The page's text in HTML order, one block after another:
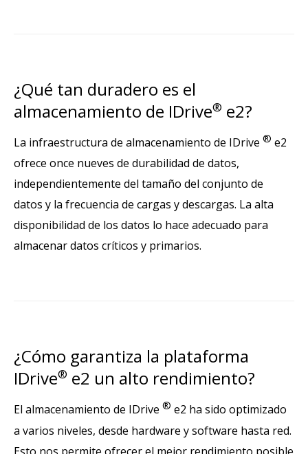
¿Qué tan duradero es el
almacenamiento de IDrive® e2?
La infraestructura de almacenamiento de IDrive ® e2
ofrece once nueves de durabilidad de datos,
independientemente del tamaño del conjunto de
datos y la frecuencia de cargas y descargas. La alta
disponibilidad de los datos lo hace adecuado para
almacenar datos críticos y primarios.
¿Cómo garantiza la plataforma
IDrive® e2 un alto rendimiento?
El almacenamiento de IDrive ® e2 ha sido optimizado
a varios niveles, desde hardware y software hasta red.